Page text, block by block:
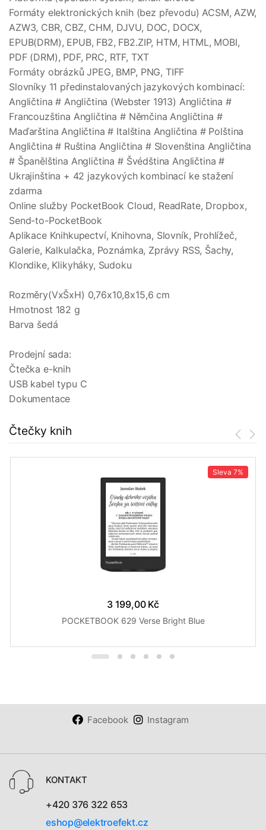
Formáty elektronických knih (bez převodu) ACSM, AZW,
AZW3, CBR, CBZ, CHM, DJVU, DOC, DOCX,
EPUB(DRM), EPUB, FB2, FB2.ZIP, HTM, HTML, MOBI,
PDF (DRM), PDF, PRC, RTF, TXT
Formáty obrázků JPEG, BMP, PNG, TIFF
Slovníky 11 předinstalovaných jazykových kombinací:
Angličtina # Angličtina (Webster 1913) Angličtina #
Francouzština Angličtina # Němčina Angličtina #
Maďarština Angličtina # Italština Angličtina # Polština
Angličtina # Ruština Angličtina # Slovenština Angličtina
# Španělština Angličtina # Švédština Angličtina #
Ukrajinština + 42 jazykových kombinací ke stažení
zdarma
Online služby PocketBook Cloud, ReadRate, Dropbox,
Send-to-PocketBook
Aplikace Knihkupectví, Knihovna, Slovník, Prohlížeč,
Galerie, Kalkulačka, Poznámka, Zprávy RSS, Šachy,
Klondike, Klikyháky, Sudoku
Rozměry(VxŠxH) 0,76x10,8x15,6 cm
Hmotnost 182 g
Barva šedá
Prodejní sada:
Čtečka e-knih
USB kabel typu C
Dokumentace
Čtečky knih
Sleva 7%
3 199,00 Kč
POCKETBOOK 629 Verse Bright Blue
Facebook Instagram
KONTAKT
+420 376 322 653
eshop@elektroefekt.cz